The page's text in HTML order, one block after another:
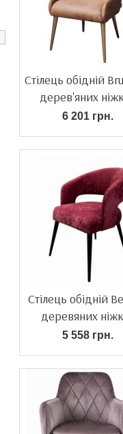
Стілець обідній
дерев'яних
6 201 грн.
Стілець обідній
деревяних
5 558 грн.